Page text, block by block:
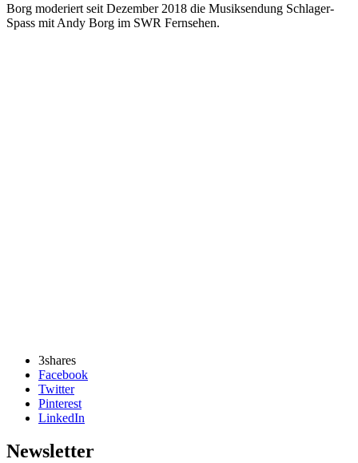
Borg moderiert seit Dezember 2018 die Musiksendung Schlager-
Spass mit Andy Borg im SWR Fernsehen.
3shares
Facebook
Twitter
Pinterest
LinkedIn
Newsletter